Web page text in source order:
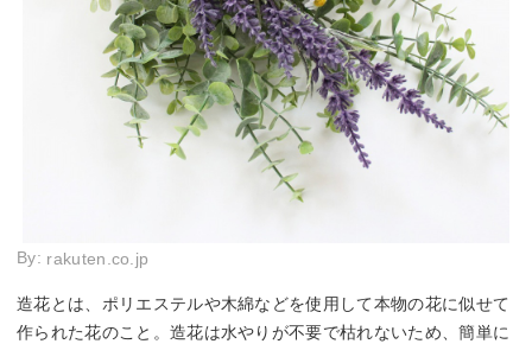
By: rakuten.co.jp
造花とは、ポリエステルや木綿などを使用して本物の花に似せて
作られた花のこと。造花は水やりが不要で枯れないため、簡単に